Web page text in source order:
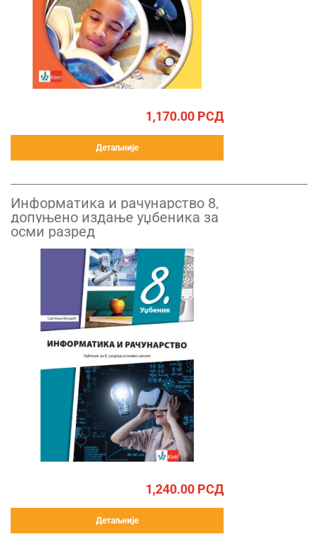
1,170.00 РСД
Детаљније
Информатика и рачунарство 8,
допуњено издање уџбеника за
осми разред
1,240.00 РСД
Детаљније